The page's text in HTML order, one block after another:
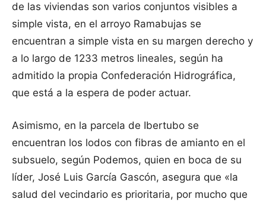
de las viviendas son varios conjuntos visibles a
simple vista, en el arroyo Ramabujas se
encuentran a simple vista en su margen derecho y
a lo largo de 1233 metros lineales, según ha
admitido la propia Confederación Hidrográfica,
que está a la espera de poder actuar.
Asimismo, en la parcela de Ibertubo se
encuentran los lodos con fibras de amianto en el
subsuelo, según Podemos, quien en boca de su
líder, José Luis García Gascón, asegura que «la
salud del vecindario es prioritaria, por mucho que